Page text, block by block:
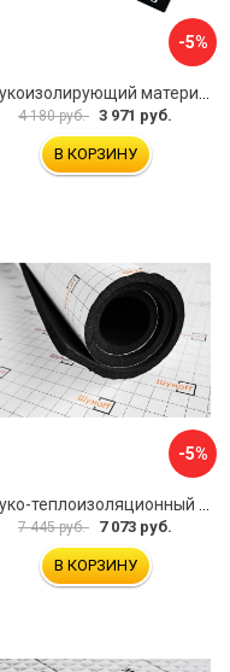
-5%
Звукоизолирующий материал STP Sonora 54254
4 180 руб. 3 971 руб.
В КОРЗИНУ
-5%
7 445 руб. 7 073 руб.
В КОРЗИНУ